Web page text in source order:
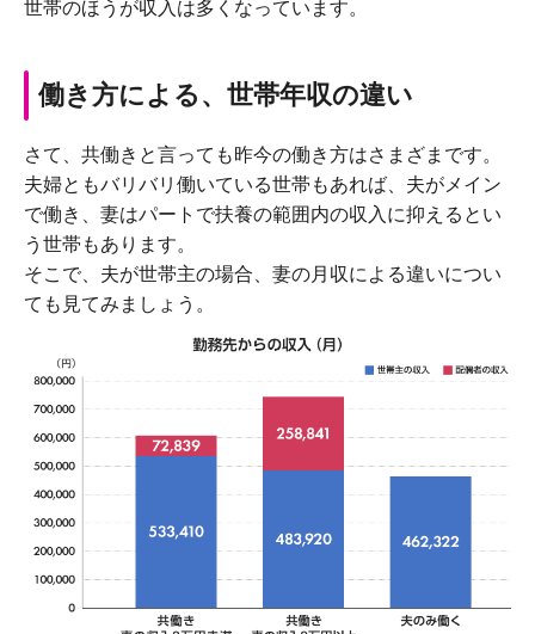
世帯のほうが収入は多くなっています。
働き方による、世帯年収の違い
さて、共働きと言っても昨今の働き方はさまざまです。
夫婦ともバリバリ働いている世帯もあれば、夫がメイン
で働き、妻はパートで扶養の範囲内の収入に抑えるとい
う世帯もあります。
そこで、夫が世帯主の場合、妻の月収による違いについ
ても見てみましょう。